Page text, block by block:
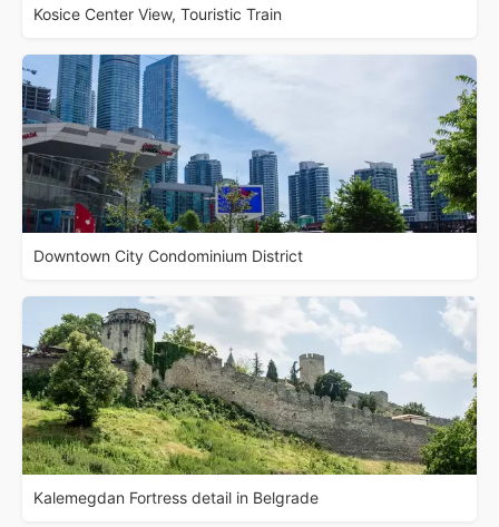
Kosice Center View, Touristic Train
Downtown City Condominium District
Kalemegdan Fortress detail in Belgrade